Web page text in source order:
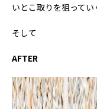
いとこ取りを狙ってい
そして
AFTER